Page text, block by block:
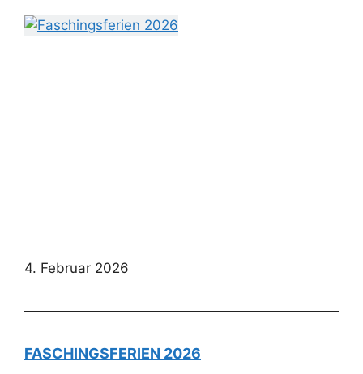
4. Februar 2026
FASCHINGSFERIEN 2026